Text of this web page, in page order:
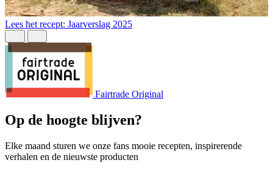
Lees het recept: Jaarverslag 2025
Fairtrade Original
Op de hoogte blijven?
Elke maand sturen we onze fans mooie recepten, inspirerende
verhalen en de nieuwste producten